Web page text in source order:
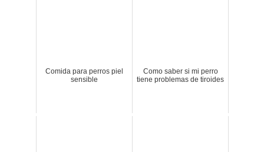
Comida para perros piel
sensible
Como saber si mi perro
tiene problemas de tiroides